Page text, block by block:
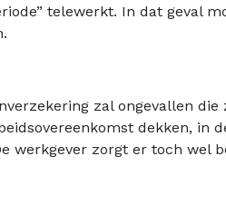
telewerkt. In dat geval
zal ongevallen
dekken, in
werkgever zorgt er toch wel